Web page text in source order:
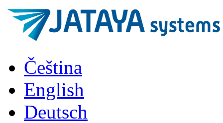
Direkt zum Inhalt
systems -
elektronika
pro RC
modely
Čeština
English
Deutsch